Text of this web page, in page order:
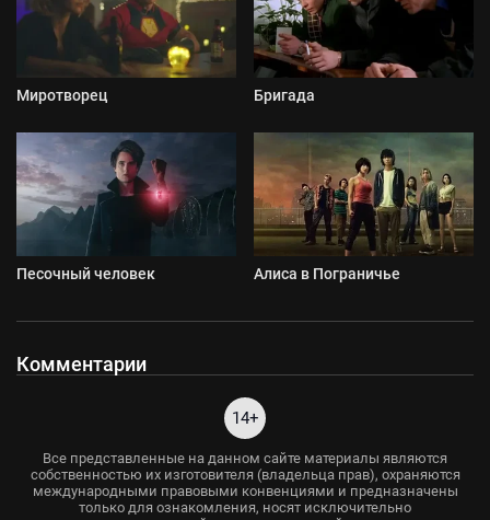
Миротворец Бригада
Песочный человек Алиса в Пограничье
Комментарии
14+
Все представленные на данном сайте материалы являются
собственностью их изготовителя (владельца прав), охраняются
международными правовыми конвенциями и предназначены
только для ознакомления, носят исключительно